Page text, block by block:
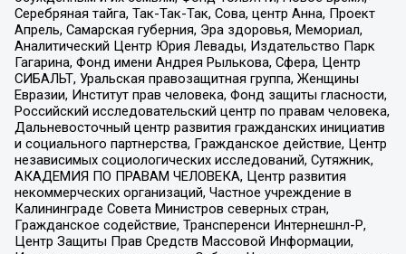
Серебряная тайга, Так-Так-Так, Сова, центр Анна, Проект
Апрель, Самарская губерния, Эра здоровья, Мемориал,
Аналитический Центр Юрия Левады, Издательство Парк
Гагарина, Фонд имени Андрея Рылькова, Сфера, Центр
СИБАЛЬТ, Уральская правозащитная группа, Женщины
Евразии, Институт прав человека, Фонд защиты гласности,
Российский исследовательский центр по правам человека,
Дальневосточный центр развития гражданских инициатив
и социального партнерства, Гражданское действие, Центр
независимых социологических исследований, Сутяжник,
АКАДЕМИЯ ПО ПРАВАМ ЧЕЛОВЕКА, Центр развития
некоммерческих организаций, Частное учреждение в
Калининграде Совета Министров северных стран,
Гражданское содействие, Трансперенси Интернешнл-Р,
Центр Защиты Прав Средств Массовой Информации,